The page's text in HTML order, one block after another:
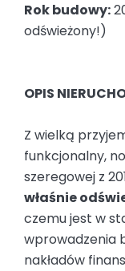
Rok budowy:
odświeżony!)
OPIS
Z wielką
funkcjonalny,
szeregowej z
właśnie
czemu jest w
wprowadzenia
nakładów